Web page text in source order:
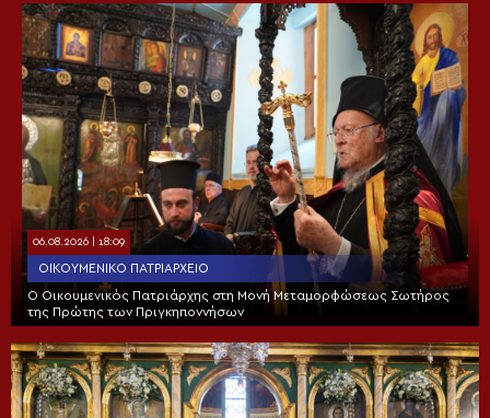
06.08.2026 | 18:09
ΟΙΚΟΥΜΕΝΙΚΌ ΠΑΤΡΙΑΡΧΕΊΟ
Ο Οικουμενικός Πατριάρχης στη Μονή Μεταμορφώσεως Σωτήρος
της Πρώτης των Πριγκηποννήσων